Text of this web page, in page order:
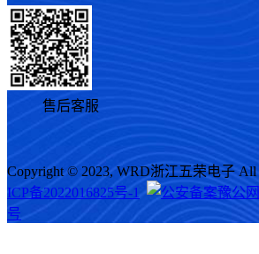
售后客服
Copyright © 2023, WRD浙江五荣电子 All
ICP备2022016825号-1
豫公
号